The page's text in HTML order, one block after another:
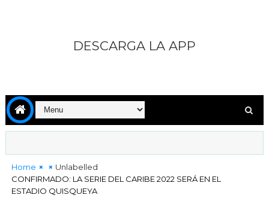
DESCARGA LA APP
Home
Unlabelled
CONFIRMADO: LA SERIE DEL CARIBE 2022 SERÁ EN EL
ESTADIO QUISQUEYA